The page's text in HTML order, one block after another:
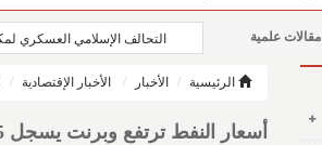
مقالات علمية
نوافذ الثقافة و الأدب
التحالف الإسلامي العسكري
الرئيسية الأخبار الأخبار الإقتصادية
أسعار النفط ترتفع وبرنت يسجل 97.05 دولاراً للبرميل